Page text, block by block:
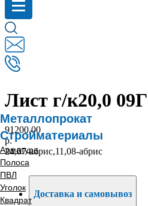
Металлопрокат
Стройматериалы
Арматура
Полоса
ПВЛ
Уголок
Квадрат
Лист г/к20,0
91200,00
р.
24,07-абрис,11,08-абрис
Доставка и самовывоз